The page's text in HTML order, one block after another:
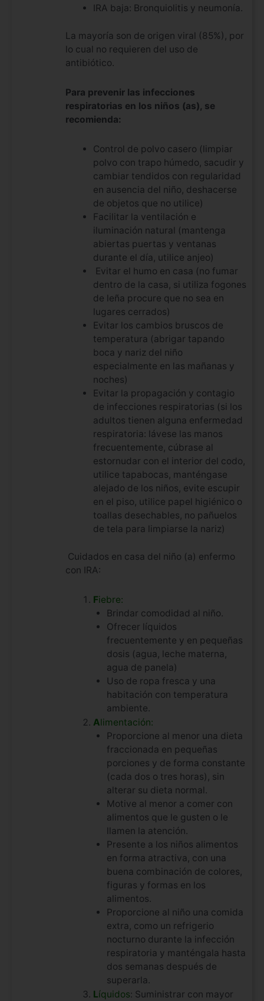
IRA baja: Bronquiolitis y neumonía.
La mayoría son de origen viral (85%), por
lo cual no requieren del uso de
antibiótico.
Para prevenir las infecciones
respiratorias en los niños (as), se
recomienda:
Control de polvo casero (limpiar
polvo con trapo húmedo, sacudir y
cambiar tendidos con regularidad
en ausencia del niño, deshacerse
de objetos que no utilice)
Facilitar la ventilación e
iluminación natural (mantenga
abiertas puertas y ventanas
durante el día, utilice anjeo)
Evitar el humo en casa (no fumar
dentro de la casa, si utiliza fogones
de leña procure que no sea en
lugares cerrados)
Evitar los cambios bruscos de
temperatura (abrigar tapando
boca y nariz del niño
especialmente en las mañanas y
noches)
Evitar la propagación y contagio
de infecciones respiratorias (si los
adultos tienen alguna enfermedad
respiratoria: lávese las manos
frecuentemente, cúbrase al
estornudar con el interior del codo,
utilice tapabocas, manténgase
alejado de los niños, evite escupir
en el piso, utilice papel higiénico o
toallas desechables, no pañuelos
de tela para limpiarse la nariz)
Cuidados en casa del niño (a) enfermo
con IRA:
Fiebre:
Brindar comodidad al niño.
Ofrecer líquidos
frecuentemente y en pequeñas
dosis (agua, leche materna,
agua de panela)
Uso de ropa fresca y una
habitación con temperatura
ambiente.
Alimentación:
Proporcione al menor una dieta
fraccionada en pequeñas
porciones y de forma constante
(cada dos o tres horas), sin
alterar su dieta normal.
Motive al menor a comer con
alimentos que le gusten o le
llamen la atención.
Presente a los niños alimentos
en forma atractiva, con una
buena combinación de colores,
figuras y formas en los
alimentos.
Proporcione al niño una comida
extra, como un refrigerio
nocturno durante la infección
respiratoria y manténgala hasta
dos semanas después de
superarla.
Líquidos: Suministrar con mayor